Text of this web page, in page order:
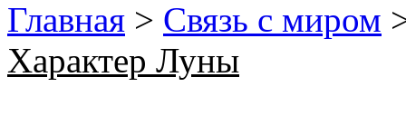
Главная > Связь с миром
Характер Луны